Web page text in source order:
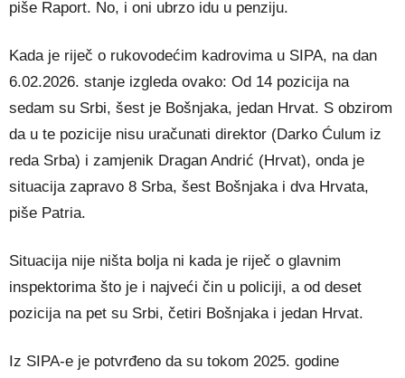
piše Raport. No, i oni ubrzo idu u penziju.
Kada je riječ o rukovodećim kadrovima u SIPA, na dan
6.02.2026. stanje izgleda ovako: Od 14 pozicija na
sedam su Srbi, šest je Bošnjaka, jedan Hrvat. S obzirom
da u te pozicije nisu uračunati direktor (Darko Ćulum iz
reda Srba) i zamjenik Dragan Andrić (Hrvat), onda je
situacija zapravo 8 Srba, šest Bošnjaka i dva Hrvata,
piše Patria.
Situacija nije ništa bolja ni kada je riječ o glavnim
inspektorima što je i najveći čin u policiji, a od deset
pozicija na pet su Srbi, četiri Bošnjaka i jedan Hrvat.
Iz SIPA-e je potvrđeno da su tokom 2025. godine